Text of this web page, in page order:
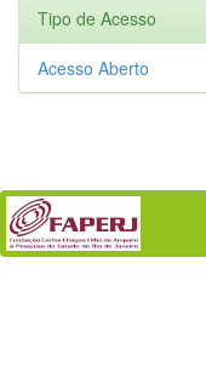
Tipo de Acesso
Acesso Aberto